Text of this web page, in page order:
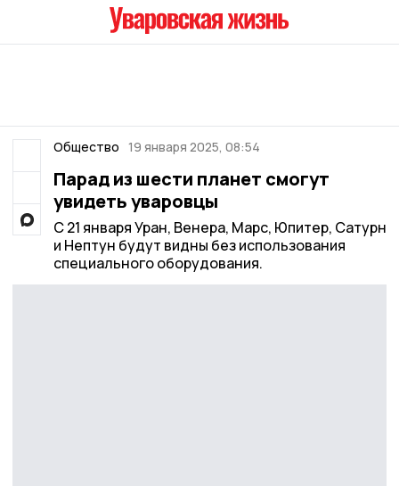
Общество 19 января 2025, 08:54
Парад из шести планет смогут
увидеть уваровцы
С 21 января Уран, Венера, Марс, Юпитер, Сатурн
и Нептун будут видны без использования
специального оборудования.